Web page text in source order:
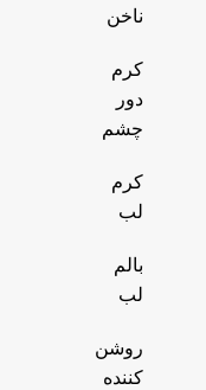
ناخن
کرم
دور
چشم
کرم
لب
بالم
لب
روشن
کننده